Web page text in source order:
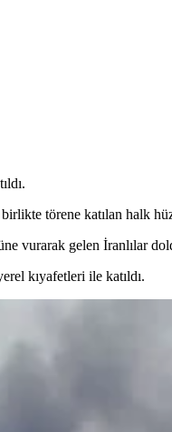
törene katılan halk
vurarak gelen İranlılar
kıyafetleri ile katıldı.